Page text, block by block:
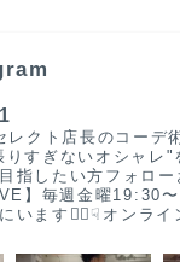
レクト店長のコーデ
りすぎないオシャレ
指したい方フォロー
】毎週金曜19:30〜
います🙋‍♂️ ☟オンライ